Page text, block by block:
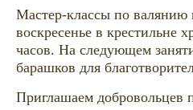
Мастер-классы по валянию
воскресенье в крестильне
часов. На следующем
барашков для
Приглашаем добровольцев